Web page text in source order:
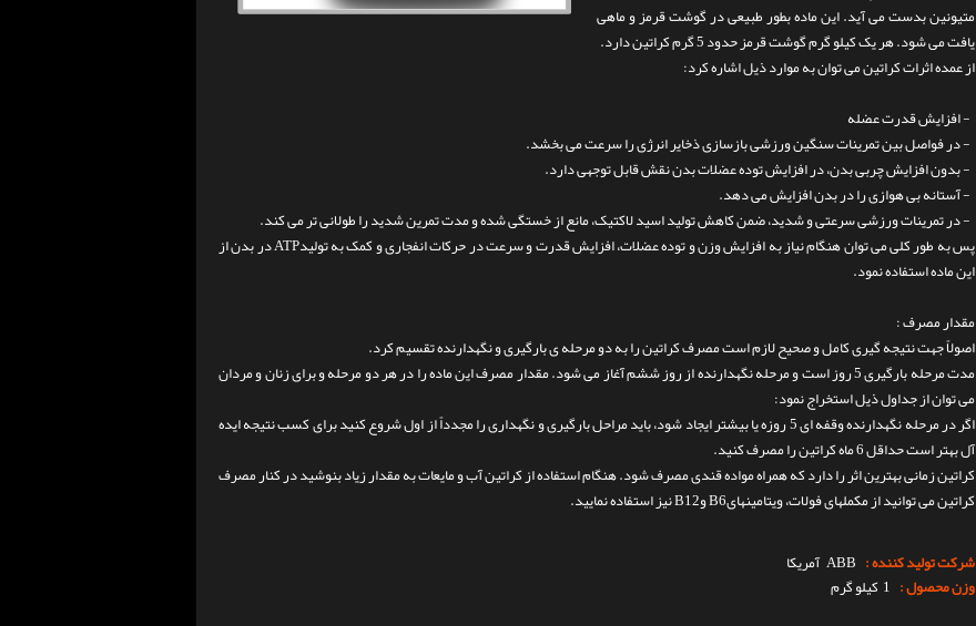
متیونین بدست می آید. این ماده بطور طبیعی در گوشت قرمز و ماهی
یافت می شود. هر یک کیلو گرم گوشت قرمز حدود 5 گرم کراتین دارد.
از عمده اثرات کراتین می توان به موارد ذیل اشاره کرد:
- افزایش قدرت عضله
- در فواصل بین تمرینات سنگین ورزشی بازسازی ذخایر انرژی را سرعت می بخشد.
- بدون افزایش چربی بدن، در افزایش توده عضلات بدن نقش قابل توجهی دارد.
- آستانه بی هوازی را در بدن افزایش می دهد.
- در تمرینات ورزشی سرعتی و شدید، ضمن کاهش تولید اسید لاکتیک، مانع از خستگی شده و مدت تمرین شدید را طولانی تر می کند.
پس به طور کلی می توان هنگام نیاز به افزایش وزن و توده عضلات، افزایش قدرت و سرعت در حرکات انفجاری و کمک به تولیدATP در بدن از
این ماده استفاده نمود.
مقدار مصرف :
اصولاً جهت نتیجه گیری کامل و صحیح لازم است مصرف کراتین را به دو مرحله ی بارگیری و نگهدارنده تقسیم کرد.
مدت مرحله بارگیری 5 روز است و مرحله نگهدارنده از روز ششم آغاز می شود. مقدار مصرف این ماده را در هر دو مرحله و برای زنان و مردان
می توان از جداول ذیل استخراج نمود:
اگر در مرحله نگهدارنده وقفه ای 5 روزه یا بیشتر ایجاد شود، باید مراحل بارگیری و نگهداری را مجدداً از اول شروع کنید برای کسب نتیجه ایده
آل بهتر است حداقل 6 ماه کراتین را مصرف کنید.
کراتین زمانی بهترین اثر را دارد که همراه مواده قندی مصرف شود. هنگام استفاده از کراتین آب و مایعات به مقدار زیاد بنوشید در کنار مصرف
کراتین می توانید از مکملهای فولات، ویتامینهایB6 وB12 نیز استفاده نمایید.
شرکت تولید کننده : ABB آمریکا
وزن محصول : 1 کیلو گرم